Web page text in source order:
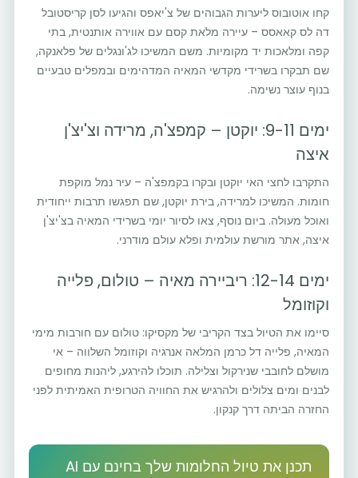
קחו אוטובוס ליערות הגבוהים של צ'יאפס והגיעו לסן קריסטובל
דה לס קאאסס – עיירה מלאת קסם עם אווירה אותנטית, בתי
קפה ומלאכות יד מקומיות. משם המשיכו לג'ונגלים של פלאנקה,
שם תבקרו בשרידי מקדשי המאיה המדהימים ובמפלים טבעיים
בנוף עוצר נשימה.
ימים 9-11: יוקטן – קמפצ'ה, מרידה וצ'יצ'ן
איצה
התקרבו לחצי האי יוקטן ובקרו בקמפצ'ה – עיר נמל מוקפת
חומות. המשיכו למרידה, בירת יוקטן, שם תפגשו תרבות ייחודית
ואוכל מעולה. ביום נוסף, צאו לסיור יומי בשרידי המאיה בצ'יצ'ן
איצה, אתר מורשת עולמית ופלא עולם מודרני.
ימים 12-14: ריביירה מאיה – טולום, פלייה
וקוזומל
סיימו את הטיול בצד הקריבי של מקסיקו: טולום עם חורבות מימי
המאיה, פלייה דל כרמן המלאה אנרגיה וקוזומל השלווה – אי
מושלם לחובבי שנירקול וצלילה. תוכלו להירגע, ליהנות מחופים
לבנים ומים צלולים ולהרגיש את החוויה הטרופית האמיתית לפני
החזרה הביתה דרך קנקון.
תכנן את טיול החלומות שלך בחינם עם AI